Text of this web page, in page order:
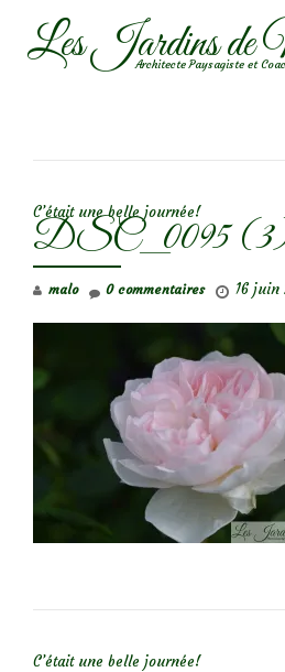
AllerLes Jardins de
Architecte Paysagiste et
C’était une belle journée!
DSC_0095
malo 16 juin
0 commentaires
C’était une belle journée!